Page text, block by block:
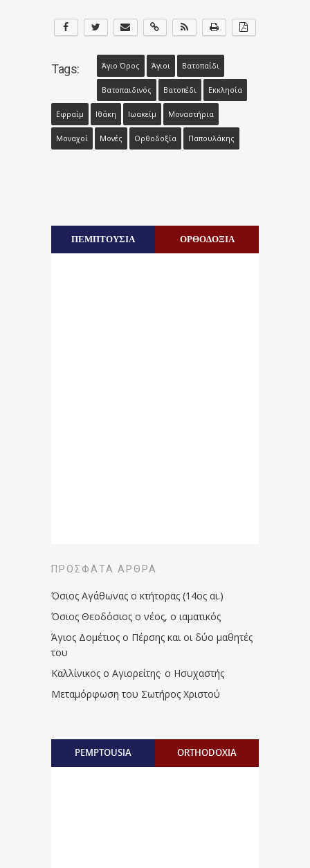
Tags: Άγιο Όρος Άγιοι Βατοπαίδι
Βατοπαιδινός Βατοπέδι Εκκλησία
Εφραίμ Ιθάκη Ιωακείμ Μοναστήρια
Μοναχοί Μονές Ορθοδοξία Παπουλάκης
ΠΕΜΠΤΟΥΣΙΑ ΟΡΘΟΔΟΞΙΑ
ΠΡΌΣΦΑΤΑ ΆΡΘΡΑ
Όσιος Αγάθωνας ο κτήτορας (14ος αι.)
Όσιος Θεοδόσιος ο νέος, ο ιαματικός
Άγιος Δομέτιος ο Πέρσης και οι δύο μαθητές
του
Καλλίνικος ο Αγιορείτης · ο Ησυχαστής
Μεταμόρφωση του Σωτήρος Χριστού
PEMPTOUSIA ORTHODOXIA